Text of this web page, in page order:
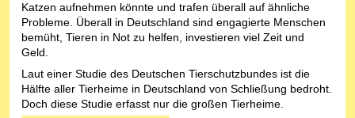
Katzen aufnehmen könnte und trafen überall auf ähnliche
Probleme. Überall in Deutschland sind engagierte Menschen
bemüht, Tieren in Not zu helfen, investieren viel Zeit und
Geld.
Laut einer Studie des Deutschen Tierschutzbundes ist die
Hälfte aller Tierheime in Deutschland von Schließung bedroht.
Doch diese Studie erfasst nur die großen Tierheime.